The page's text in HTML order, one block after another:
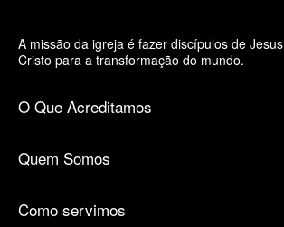
A missão da igreja é fazer discípulos de Jesus
Cristo para a transformação do mundo.
O Que Acreditamos
Quem Somos
Como servimos